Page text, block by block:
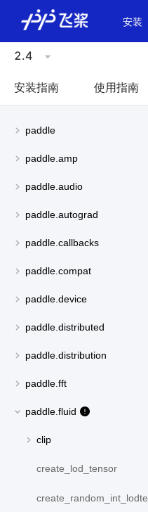
安装
2.4
安装指南 使用指南
paddle
paddle.amp
paddle.audio
paddle.autograd
paddle.callbacks
paddle.compat
paddle.device
paddle.distributed
paddle.distribution
paddle.fft
paddle.fluid
clip
create_lod_tensor
create_random_int_lodtensor